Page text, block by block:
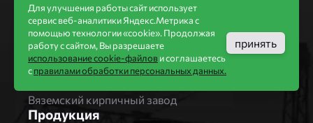
Бренды
Bonolit
Завод Мстера
Вышневолоцкая керамика
Магма Керамик
Вяземский кирпичный завод
Продукция
Для улучшения работы сайт использует
сервис веб-аналитики Яндекс.Метрика с
помощью технологии «cookie». Продолжая
работу с сайтом, Вы разрешаете
использование cookie-файлови соглашаетесь
справилами обработки персональных данных.
принять